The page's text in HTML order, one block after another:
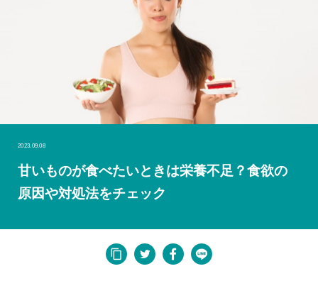
2023.09.08
甘いものが食べたいときは栄養不足？食欲の
原因や対処法をチェック